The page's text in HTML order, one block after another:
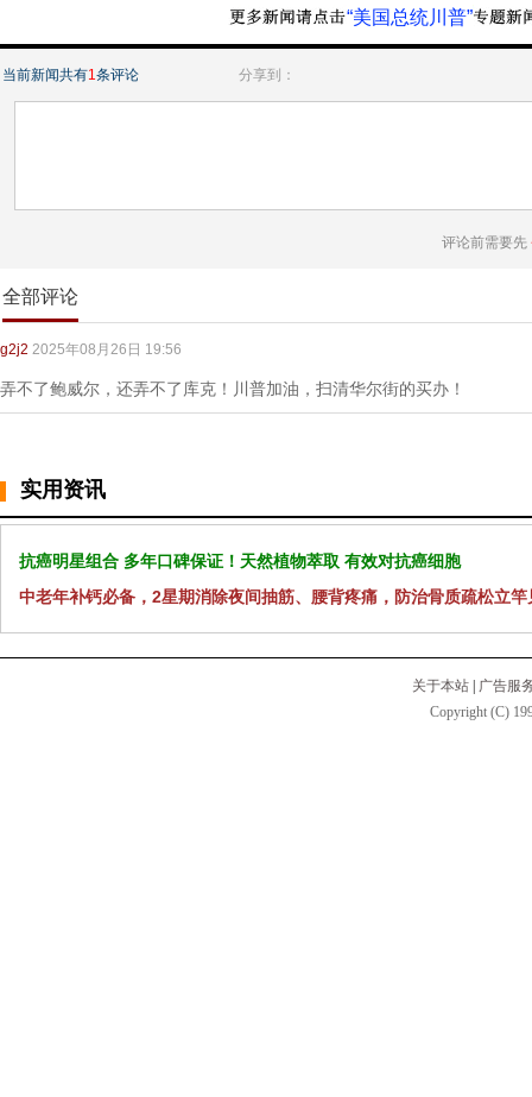
“美国总统川普”
当前新闻共有1条评论 分享到：
评论前需要先
全部评论
g2j2 2025年08月26日 19:56
弄不了鲍威尔，还弄不了库克！川普加油，扫清华尔街的买办！
实用资讯
抗癌明星组合 多年口碑保证！天然植物萃取 有效对抗癌细胞
中老年补钙必备，2星期消除夜间抽筋、腰背疼痛，防治骨质疏松立竿
关于本站
广告服
Copyright (C)